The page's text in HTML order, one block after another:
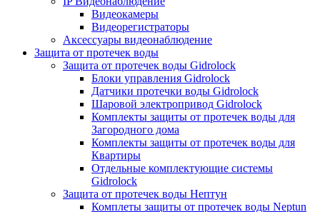
Видеокамеры
Видеорегистраторы
Аксессуары видеонаблюдение
Защита от протечек воды
Защита от протечек воды Gidrolock
Блоки управления Gidrolock
Датчики протечки воды Gidrolock
Шаровой электропривод Gidrolock
Комплекты защиты от протечек воды для
Загородного дома
Комплекты защиты от протечек воды для
Квартиры
Отдельные комплектующие системы
Gidrolock
Защита от протечек воды Нептун
Комплеты защиты от протечек воды Neptun